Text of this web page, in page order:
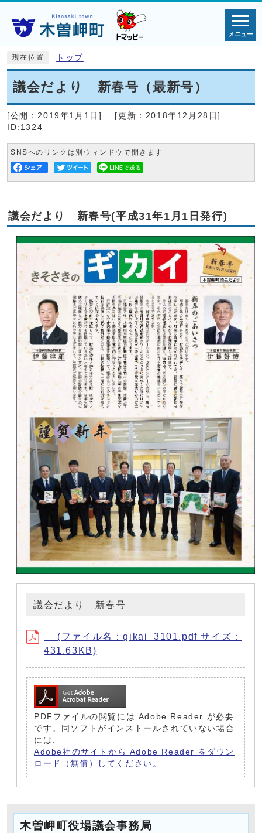
メニュー
現在位置 トップ
議会だより 新春号（最新号）
[公開： 2019年1月1日 ] [更新： 2018年12月28日]
ID:1324
SNSへのリンクは別ウィンドウで開きます
議会だより 新春号(平成31年1月1日発行)
議会だより 新春号
(ファイル名：gikai_3101.pdf サイズ：
431.63KB)
PDFファイルの閲覧には Adobe Reader が必要
です。同ソフトがインストールされていない場合
には、
Adobe社のサイトから Adobe Reader をダウン
ロード（無償）してください。
木曽岬町役場議会事務局